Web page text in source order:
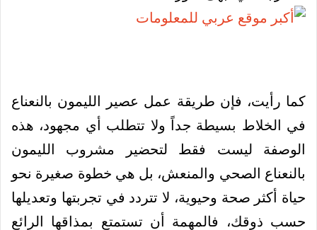
كما رأيت، فإن طريقة عمل عصير الليمون بالنعناع
في الخلاط بسيطة جداً ولا تتطلب أي مجهود، هذه
الوصفة ليست فقط لتحضير مشروب الليمون
بالنعناع الصحي والمنعش، بل هي خطوة صغيرة نحو
حياة أكثر صحة وحيوية، لا تتردد في تجربتها وتعديلها
حسب ذوقك، فالمهمة أن تستمتع بمذاقها الرائع